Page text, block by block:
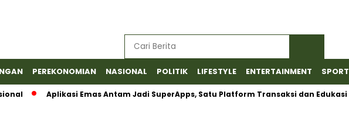
PEREKONOMIAN NASIONAL POLITIK LIFESTYLE ENTERTAINMENT SPORT
Aplikasi Emas Antam Jadi SuperApps, Satu Platform Transaksi dan Edukasi